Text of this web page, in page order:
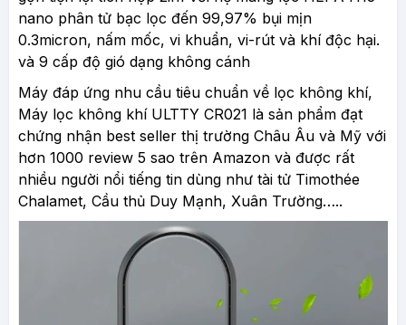
nano phân tử bạc lọc đến 99,97% bụi mịn
0.3micron, nấm mốc, vi khuẩn, vi-rút và khí độc hại.
và 9 cấp độ gió dạng không cánh
Máy đáp ứng nhu cầu tiêu chuẩn về lọc không khí,
Máy lọc không khí ULTTY CR021 là sản phẩm đạt
chứng nhận best seller thị trường Châu Âu và Mỹ với
hơn 1000 review 5 sao trên Amazon và được rất
nhiều người nổi tiếng tin dùng như tài tử Timothée
Chalamet, Cầu thủ Duy Mạnh, Xuân Trường…..